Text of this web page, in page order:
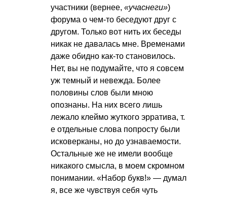
участники (вернее, «учаснеги»)
форума о чем-то беседуют друг с
другом. Только вот нить их беседы
никак не давалась мне. Временами
даже обидно как-то становилось.
Нет, вы не подумайте, что я совсем
уж темный и невежда. Более
половины слов были мною
опознаны. На них всего лишь
лежало клеймо жуткого эрратива, т.
е отдельные слова попросту были
исковерканы, но до узнаваемости.
Остальные же не имели вообще
никакого смысла, в моем скромном
понимании. «Набор букв!» — думал
я, все же чувствуя себя чуть